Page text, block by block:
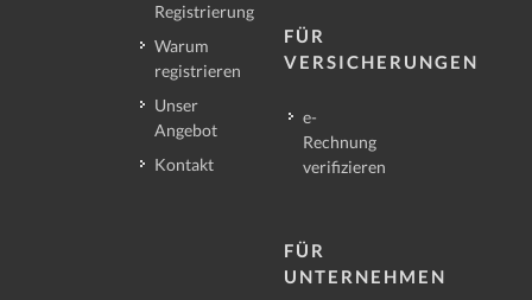
Registrierung
Warum
registrieren
Unser
Angebot
Kontakt
FÜR
VERSICHERUNGEN
e-
Rechnung
verifizieren
FÜR
UNTERNEHMEN